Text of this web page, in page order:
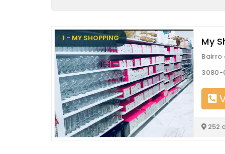
1 - MY SHOPPING My
Bairro
3080-
252